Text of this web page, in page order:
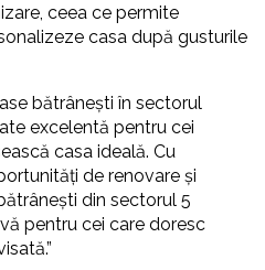
ceea ce permite
casa după gusturile
bătrânești în sectorul
excelentă pentru cei
casa ideală. Cu
de renovare și
din sectorul 5
pentru cei care doresc